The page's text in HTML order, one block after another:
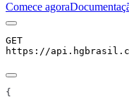
Comece agora
GET
https://